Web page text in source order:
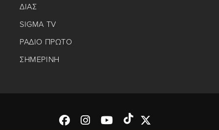
ΔΙΑΣ
SIGMA TV
ΡΑΔΙΟ ΠΡΩΤΟ
ΣΗΜΕΡΙΝΗ